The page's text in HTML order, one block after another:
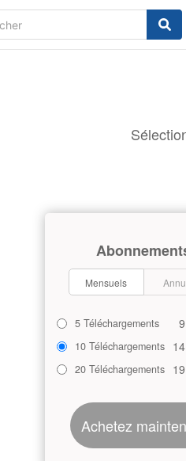
Mensuels
5 Téléchargements
10 Téléchargements
20 Téléchargements
Achetez